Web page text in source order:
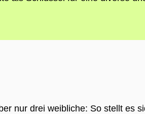
nur drei weibliche: So stellt es